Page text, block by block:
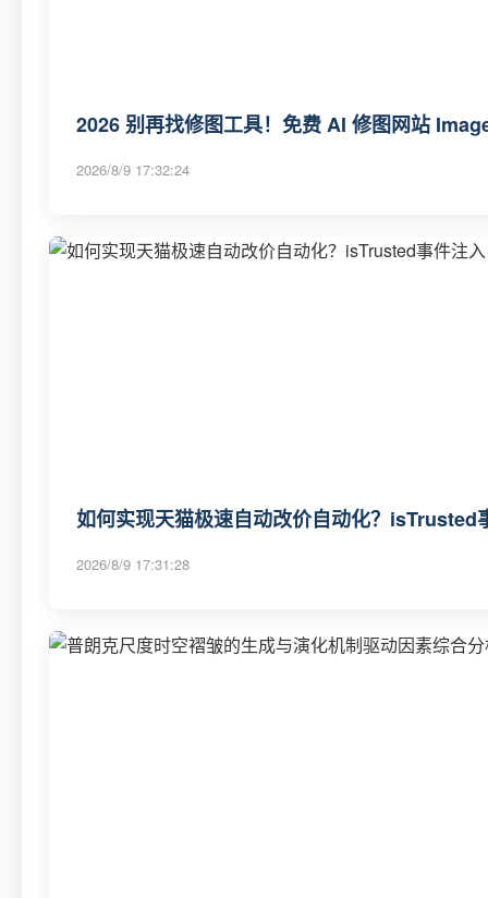
2026 别再找修图工具！免费 AI 修图网站
2026/8/9 17:32:24
如何实现天猫极速自动改价自动化？isTrusted
2026/8/9 17:31:28